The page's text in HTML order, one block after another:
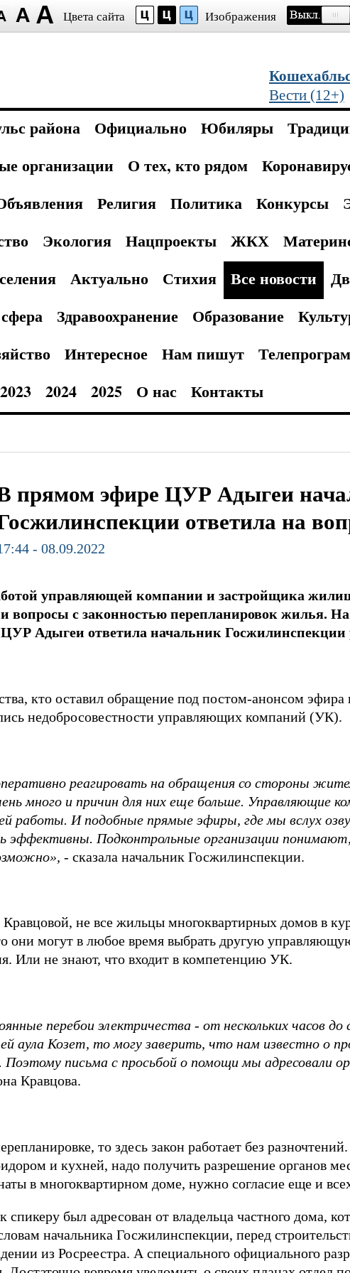
Цвета сайта Изображения
Вести (12+)
района Официально Юбиляры
организации
О тех, кто рядом
Религия Политика Конкурсы
Экология Нацпроекты ЖКХ
Актуально Стихия Все новости
Здравоохранение Образование
Интересное Нам пишут
2023 2024 2025 О нас Контакты
прямом эфире ЦУР Адыгеи
ответила на
- 08.09.2022
управляющей компании и застройщика
вопросы с законностью перепланировок жилья.
Адыгеи ответила начальник Госжилинспекции
кто оставил обращение под постом-анонсом эфира
недобросовестности управляющих компаний (УК).
реагировать на обращения со стороны
много и причин для нихеще больше. Управляющие
работы. И подобные прямые эфиры, где мы вслух
эффективны. Подконтрольные организации
- сказала начальник Госжилинспекции.
не все жильцы многоквартирных домов в
они могут в любое время выбрать другую
Или не знают, что входит в компетенцию УК.
перебои электричества- от нескольких часов
аула Козет, то могу заверить, что нам известно о
Поэтому письма с просьбой о помощи мы адресовали
Кравцова.
то здесь закон работает без
и кухней, надо получить разрешение органов
в многоквартирном доме, нужно согласие еще и
спикеру был адресован от владельца частного дома,
начальника Госжилинспекции, перед
из Росреестра. А специального официального